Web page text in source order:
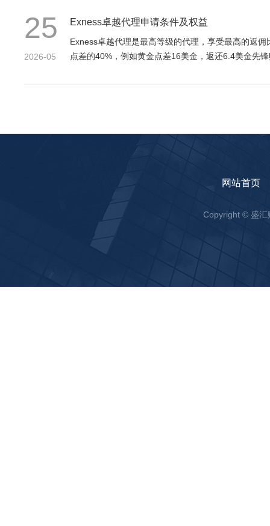
25
2026-05
Exness卓越代理申请条件及权益
Exness卓越代理是最高等级的代理，享受最高的返
点差的40%，例如黄金点差16美金，返还6.4美金
网站首页
Copyright © 盛